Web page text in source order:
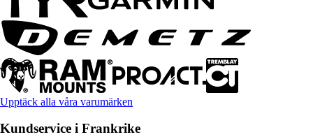
Upptäck alla våra varumärken
Kundservice i Frankrike